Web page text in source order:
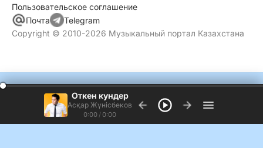
Пользовательское соглашение
Copyright © 2010-2026 Музыкальный портал Казахстана
Почта Telegram
Откен кундер
Асқар Жүнiсбеков
0:00 / 0:00